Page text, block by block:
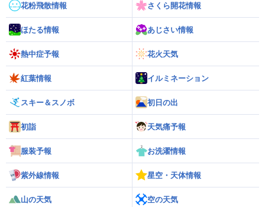
花粉飛散情報 さくら開花情報
ほたる情報 あじさい情報
熱中症予報 花火天気
紅葉情報 イルミネーション
スキー＆スノボ 初日の出
初詣 天気痛予報
服装予報 お洗濯情報
紫外線情報 星空・天体情報
山の天気 空の天気